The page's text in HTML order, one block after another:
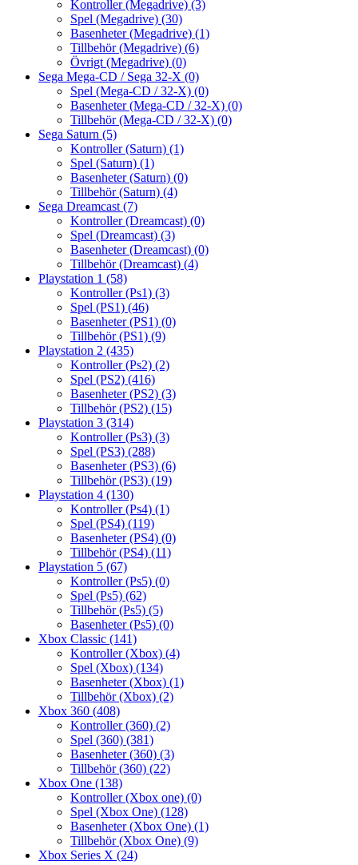
Kontroller (Megadrive) (3)
Spel (Megadrive) (30)
Basenheter (Megadrive) (1)
Tillbehör (Megadrive) (6)
Övrigt (Megadrive) (0)
Sega Mega-CD / Sega 32-X (0)
Spel (Mega-CD / 32-X) (0)
Basenheter (Mega-CD / 32-X) (0)
Tillbehör (Mega-CD / 32-X) (0)
Sega Saturn (5)
Kontroller (Saturn) (1)
Spel (Saturn) (1)
Basenheter (Saturn) (0)
Tillbehör (Saturn) (4)
Sega Dreamcast (7)
Kontroller (Dreamcast) (0)
Spel (Dreamcast) (3)
Basenheter (Dreamcast) (0)
Tillbehör (Dreamcast) (4)
Playstation 1 (58)
Kontroller (Ps1) (3)
Spel (PS1) (46)
Basenheter (PS1) (0)
Tillbehör (PS1) (9)
Playstation 2 (435)
Kontroller (Ps2) (2)
Spel (PS2) (416)
Basenheter (PS2) (3)
Tillbehör (PS2) (15)
Playstation 3 (314)
Kontroller (Ps3) (3)
Spel (PS3) (288)
Basenheter (PS3) (6)
Tillbehör (PS3) (19)
Playstation 4 (130)
Kontroller (Ps4) (1)
Spel (PS4) (119)
Basenheter (PS4) (0)
Tillbehör (PS4) (11)
Playstation 5 (67)
Kontroller (Ps5) (0)
Spel (Ps5) (62)
Tillbehör (Ps5) (5)
Basenheter (Ps5) (0)
Xbox Classic (141)
Kontroller (Xbox) (4)
Spel (Xbox) (134)
Basenheter (Xbox) (1)
Tillbehör (Xbox) (2)
Xbox 360 (408)
Kontroller (360) (2)
Spel (360) (381)
Basenheter (360) (3)
Tillbehör (360) (22)
Xbox One (138)
Kontroller (Xbox one) (0)
Spel (Xbox One) (128)
Basenheter (Xbox One) (1)
Tillbehör (Xbox One) (9)
Xbox Series X (24)